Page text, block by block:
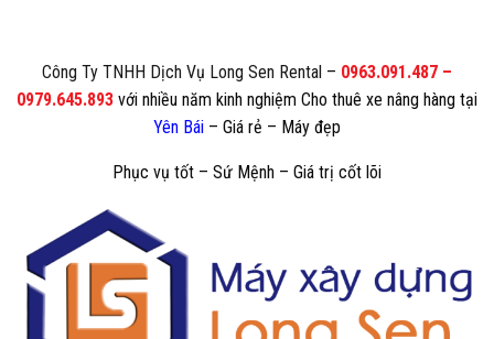
Công Ty TNHH Dịch Vụ Long Sen Rental – 0963.091.487 –
0979.645.893 với nhiều năm kinh nghiệm Cho thuê xe nâng hàng tại
Yên Bái – Giá rẻ – Máy đẹp
Phục vụ tốt – Sứ Mệnh – Giá trị cốt lõi